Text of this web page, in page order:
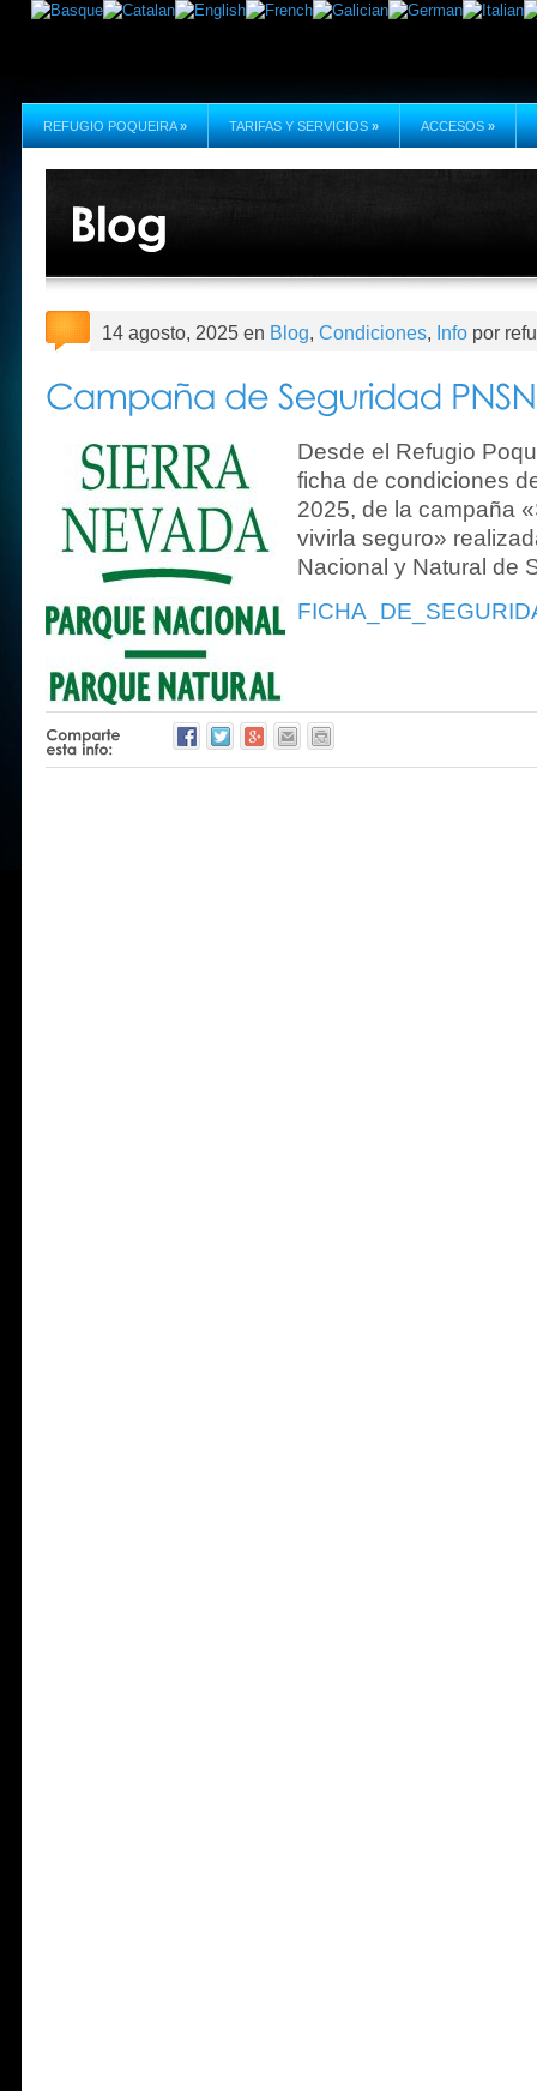
REFUGIO POQUEIRA » TARIFAS Y SERVICIOS » ACCESOS »
14 agosto, 2025 en Blog, Condiciones, Info por
Desde el Refugio
ficha de condiciones
2025, de la campaña
vivirla seguro»
Nacional y Natural de